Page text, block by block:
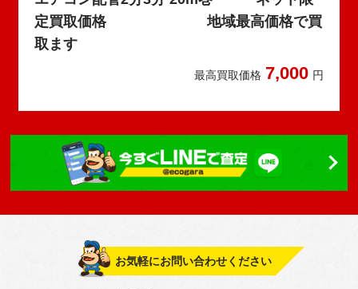
定買取価格 地域最高価格で買
取ます
最高買取価格 7,000 円
お気軽にお問い合わせください